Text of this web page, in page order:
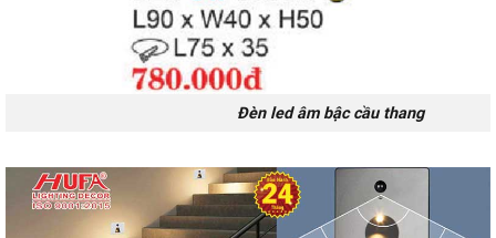
Đèn led âm bậc cầu thang